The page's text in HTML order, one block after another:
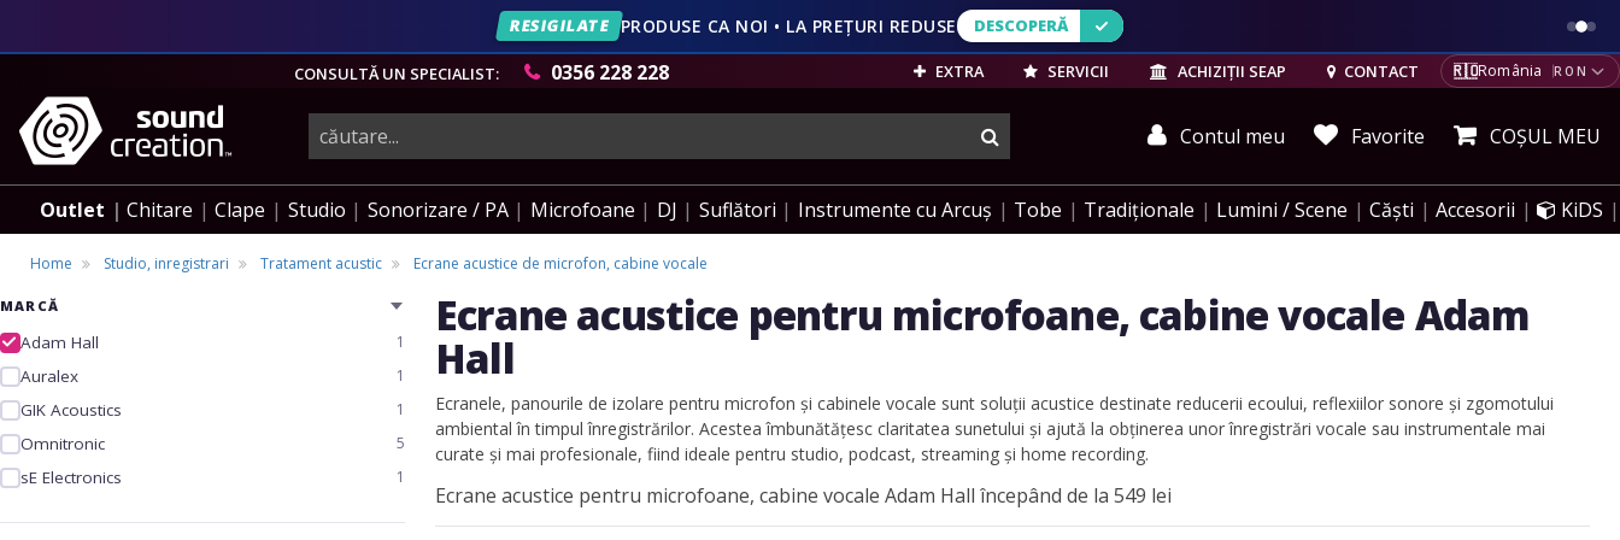
VEZI OFERTELE
RESIGILATE PRODUSE CA NOI • LA PREȚURI REDUSE DESCOPERĂ
DESCOPERĂ
CONSULTĂ UN SPECIALIST:
0356 228 228 EXTRA SERVICII ACHIZIȚII SEAP CONTACT 🇷🇴România RON
instrumente
muzicale,
echipamente
pro-
audio
Contul meu Favorite COȘUL MEU
Outlet Chitare Clape Studio Sonorizare / PA Microfoane DJ Suflători Instrumente cu Arcuș Tobe Tradiționale Lumini / Scene Căști Accesorii KiDS
Home Studio, inregistrari Tratament acustic Ecrane acustice de microfon, cabine vocale
MARCĂ
Adam Hall 1
Auralex 1
GIK Acoustics 1
Omnitronic 5
sE Electronics 1
Ecrane acustice pentru microfoane, cabine vocale Adam
Hall
Ecranele, panourile de izolare pentru microfon și cabinele vocale sunt soluții acustice destinate reducerii ecoului, reflexiilor sonore și zgomotului
ambiental în timpul înregistrărilor. Acestea îmbunătățesc claritatea sunetului și ajută la obținerea unor înregistrări vocale sau instrumentale mai
curate și mai profesionale, fiind ideale pentru studio, podcast, streaming și home recording.
Ecrane acustice pentru microfoane, cabine vocale Adam Hall începând de la 549 lei